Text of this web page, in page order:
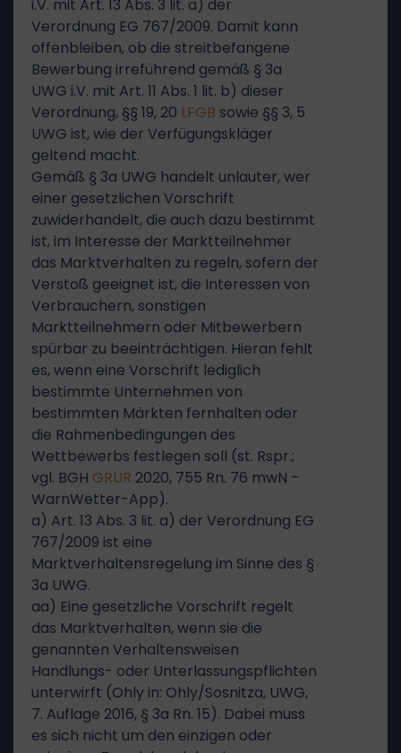
i.V. mit Art. 13 Abs. 3 lit. a) der
Verordnung EG 767/2009. Damit kann
offenbleiben, ob die streitbefangene
Bewerbung irreführend gemäß § 3a
UWG i.V. mit Art. 11 Abs. 1 lit. b) dieser
Verordnung, §§ 19, 20 LFGB sowie §§ 3, 5
UWG ist, wie der Verfügungskläger
geltend macht.
Gemäß § 3a UWG handelt unlauter, wer
einer gesetzlichen Vorschrift
zuwiderhandelt, die auch dazu bestimmt
ist, im Interesse der Marktteilnehmer
das Marktverhalten zu regeln, sofern der
Verstoß geeignet ist, die Interessen von
Verbrauchern, sonstigen
Marktteilnehmern oder Mitbewerbern
spürbar zu beeinträchtigen. Hieran fehlt
es, wenn eine Vorschrift lediglich
bestimmte Unternehmen von
bestimmten Märkten fernhalten oder
die Rahmenbedingungen des
Wettbewerbs festlegen soll (st. Rspr.;
vgl. BGH GRUR 2020, 755 Rn. 76 mwN –
WarnWetter-App).
a) Art. 13 Abs. 3 lit. a) der Verordnung EG
767/2009 ist eine
Marktverhaltensregelung im Sinne des §
3a UWG.
aa) Eine gesetzliche Vorschrift regelt
das Marktverhalten, wenn sie die
genannten Verhaltensweisen
Handlungs- oder Unterlassungspflichten
unterwirft (Ohly in: Ohly/Sosnitza, UWG,
7. Auflage 2016, § 3a Rn. 15). Dabei muss
es sich nicht um den einzigen oder